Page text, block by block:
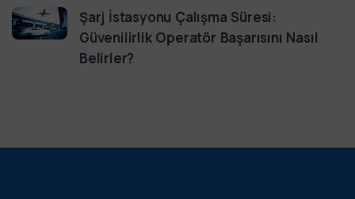
Şarj İstasyonu Çalışma Süresi:
Güvenilirlik Operatör Başarısını Nasıl
Belirler?